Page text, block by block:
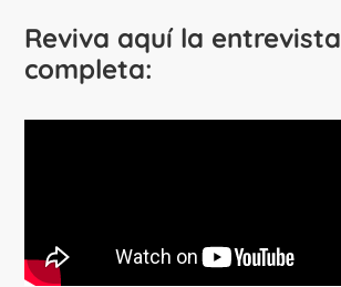
Reviva aquí la entrevista
completa: